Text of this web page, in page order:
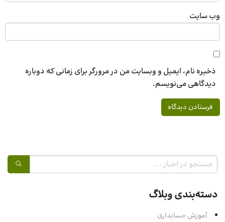
وب‌ سایت
ذخیره نام، ایمیل و وبسایت من در مرورگر برای زمانی که دوباره
دیدگاهی می‌نویسم.
دسته‌بندی وبلاگ
آموزش حسابداری